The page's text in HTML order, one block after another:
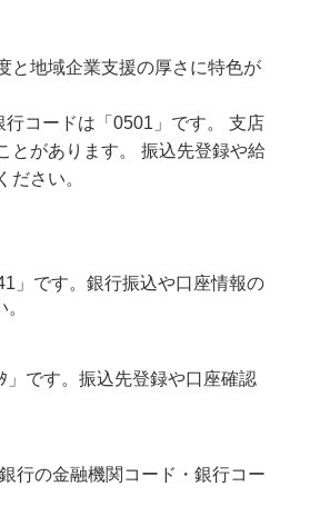
と地域企業支援の厚さに特色が
コードは「0501」です。 支店
とがあります。 振込先登録や給
さい。
」です。銀行振込や口座情報の
」です。振込先登録や口座確認
行の金融機関コード・銀行コー